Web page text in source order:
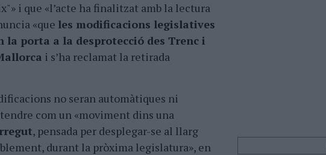
i que «l’acte ha finalitzat amb la lectura
«que les modificacions legislatives
la porta a la desprotecció des Trenc i
i s’ha reclamat la retirada
no seran automàtiques ni
com un «moviment dins una
, pensada per desplegar-se al llarg
durant la pròxima legislatura», en